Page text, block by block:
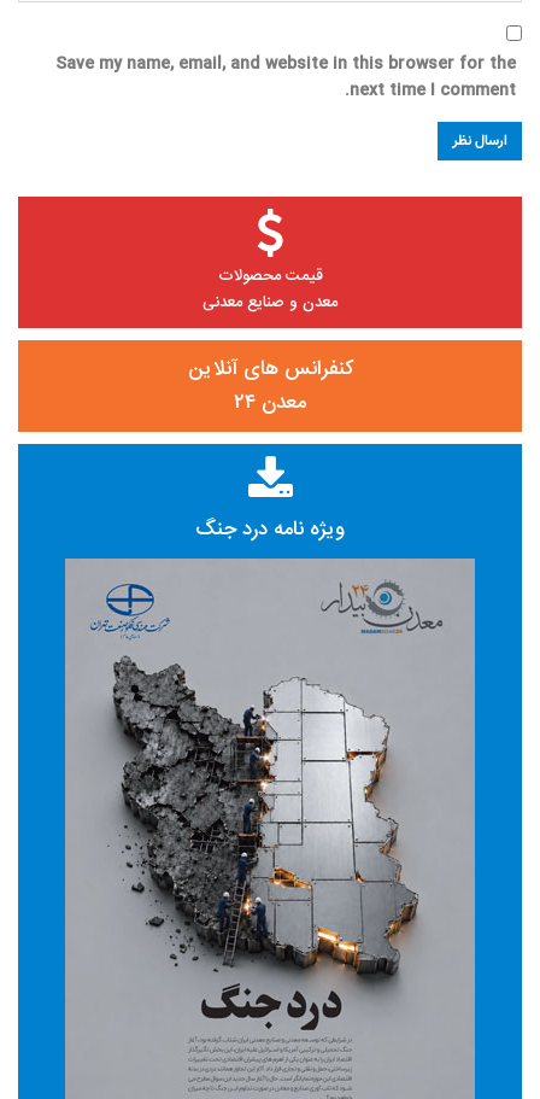
Save my name, email, and website in this browser for the
next time I comment.
قیمت محصولات
معدن و صنایع معدنی
کنفرانس های آنلاین
معدن ۲۴
ویژه نامه درد جنگ